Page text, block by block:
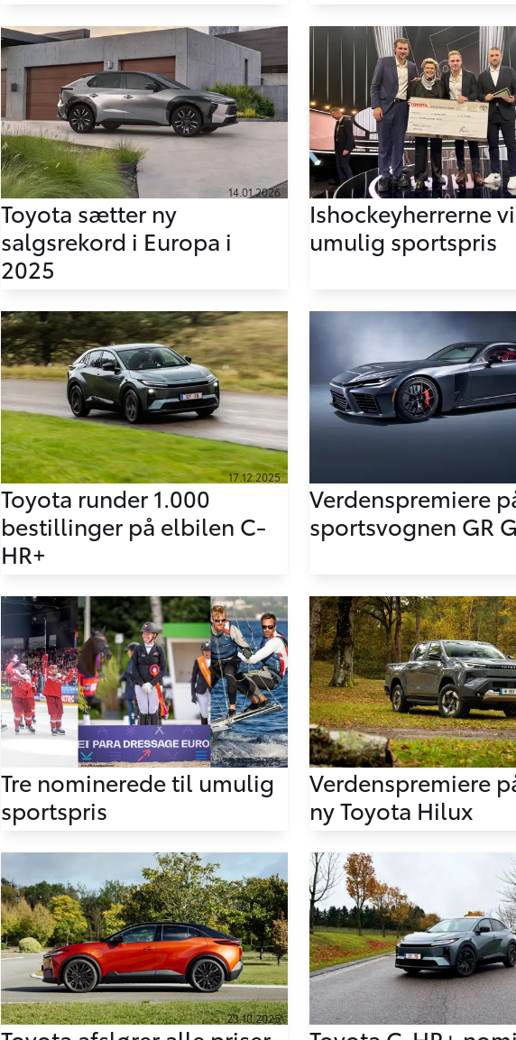
14.01.2026
Toyota sætter ny
salgsrekord i Europa i
2025
Ishockeyherrerne
umulig sportspris
17.12.2025
Toyota runder 1.000
bestillinger på elbilen C-
HR+
Verdenspremiere
sportsvognen GR
27.11.2025
Tre nominerede til umulig
sportspris
Verdenspremiere
ny Toyota Hilux
23.10.2025